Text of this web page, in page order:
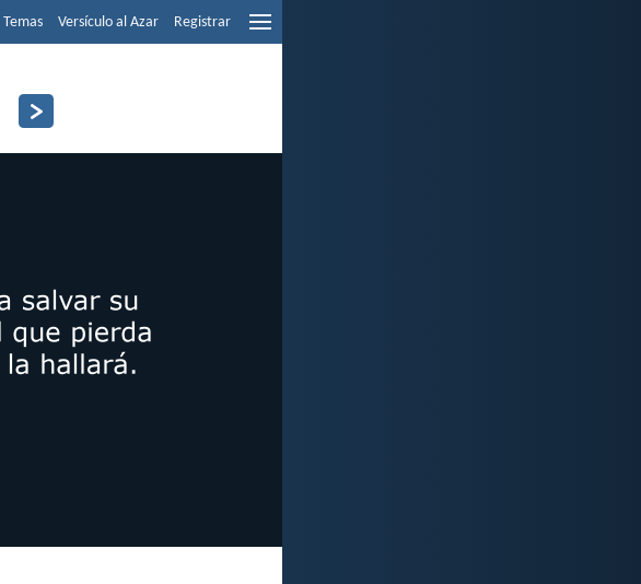
Temas Versículo al Azar Registrar